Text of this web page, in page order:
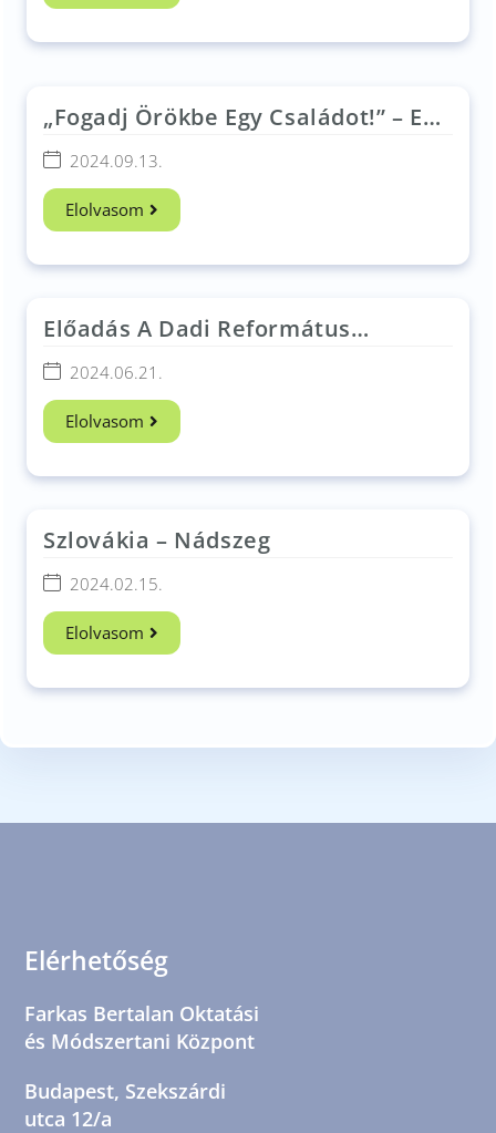
„Fogadj Örökbe Egy Családot!” – Egy
Lépéssel Több Hajós István
Alapítvány
2024.09.13.
Elolvasom
Előadás A Dadi Református
Általános Iskolában​
2024.06.21.
Elolvasom
Szlovákia – Nádszeg
2024.02.15.
Elolvasom
Elérhetőség
Farkas Bertalan Oktatási
és Módszertani Központ
Budapest, Szekszárdi
utca 12/a